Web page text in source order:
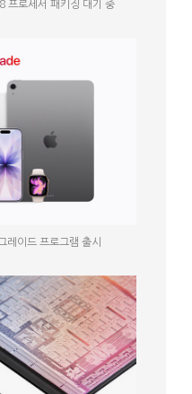
프로세서 패키징 대기 중
레이드 프로그램 출시